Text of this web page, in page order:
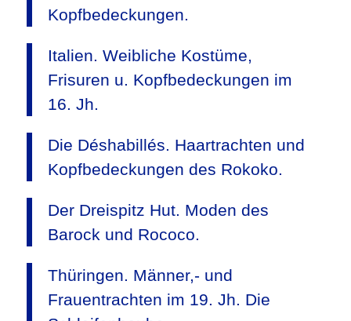
Kopfbedeckungen.
Italien. Weibliche Kostüme,
Frisuren u. Kopfbedeckungen im
16. Jh.
Die Déshabillés. Haartrachten und
Kopfbedeckungen des Rokoko.
Der Dreispitz Hut. Moden des
Barock und Rococo.
Thüringen. Männer,- und
Frauentrachten im 19. Jh. Die